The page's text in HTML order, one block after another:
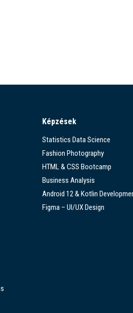
Képzések
Statistics Data Science
Fashion Photography
HTML & CSS Bootcamp
Business Analysis
Android 12 & Kotlin
Figma – UI/UX Design